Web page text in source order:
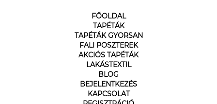
FŐOLDAL
TAPÉTÁK
TAPÉTÁK GYORSAN
FALI POSZTEREK
AKCIÓS TAPÉTÁK
LAKÁSTEXTIL
BLOG
BEJELENTKEZÉS
KAPCSOLAT